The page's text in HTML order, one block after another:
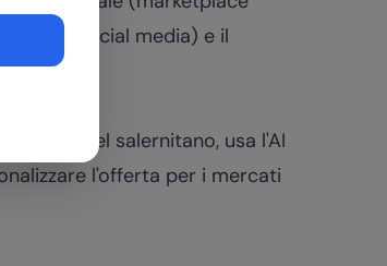
social media) e il
e nel salernitano, usa l'AI
l'offerta per i mercati